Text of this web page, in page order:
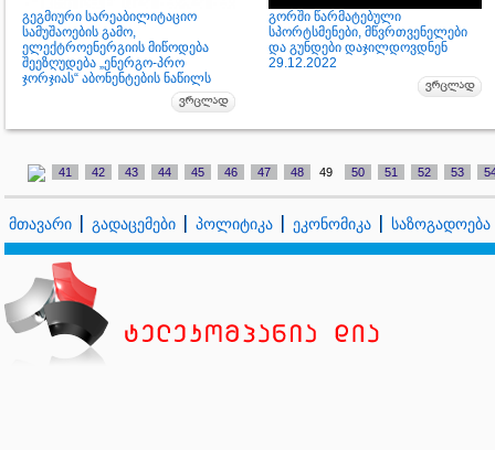
გეგმიური სარეაბილიტაციო
სამუშაოების გამო,
ელექტროენერგიის მიწოდება
შეეზღუდება „ენერგო-პრო
ჯორჯიას“ აბონენტების ნაწილს
გორში წარმატებული
სპორტსმენები, მწვრთვენელები
და გუნდები დაჯილდოვდნენ
29.12.2022
41 42 43 44 45 46 47 48 49 50 51 52 53
მთავარი გადაცემები პოლიტიკა ეკონომიკა საზოგადოება